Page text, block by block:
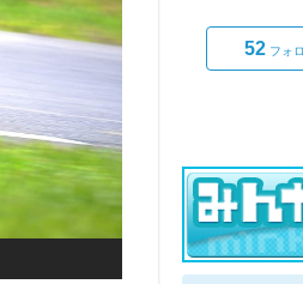
52 フォ